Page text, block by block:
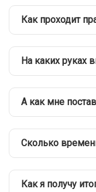
Как проходит
На каких руках
А как мне
Сколько
Как я получу